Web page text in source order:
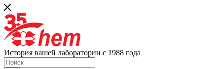
История вашей лаборатории с 1988 года